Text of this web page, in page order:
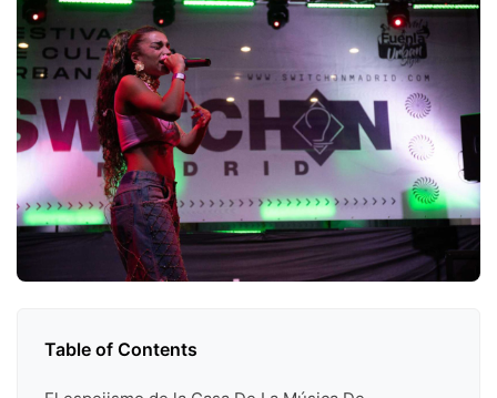
Table of Contents